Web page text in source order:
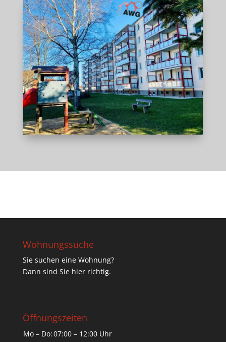
Wohnungssuche
Sie suchen eine Wohnung?
Dann sind Sie hier richtig.
Öffnungszeiten
Mo – Do:07:00 – 12:00 Uhr